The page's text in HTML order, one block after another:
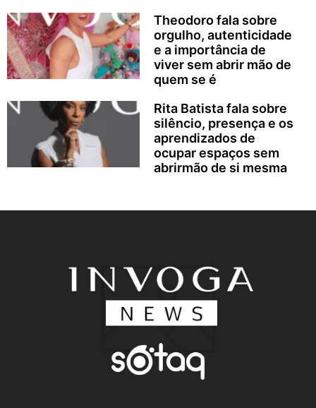
Theodoro fala sobre
orgulho, autenticidade
e a importância de
viver sem abrir mão de
quem se é
Rita Batista fala sobre
silêncio, presença e os
aprendizados de
ocupar espaços sem
abrirmão de si mesma